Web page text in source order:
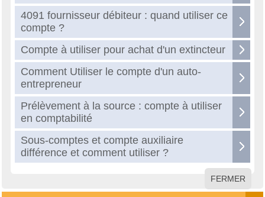
4091 fournisseur débiteur : quand utiliser ce
compte ?
Compte à utiliser pour achat d'un extincteur
Comment Utiliser le compte d'un auto-
entrepreneur
Prélèvement à la source : compte à utiliser
en comptabilité
Sous-comptes et compte auxiliaire
différence et comment utiliser ?
FERMER